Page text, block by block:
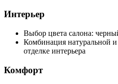
Интерьер
Выбор цвета салона:
Комбинация натуральной
отделке интерьера
Комфорт